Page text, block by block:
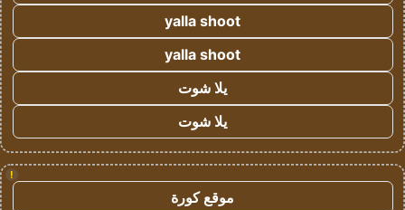
yalla shoot
yalla shoot
يلا شوت
يلا شوت
!
موقع كورة